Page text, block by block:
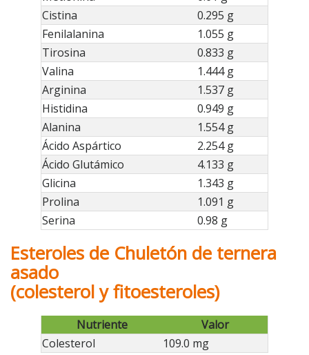
Cistina
0.295 g
Fenilalanina
1.055 g
Tirosina
0.833 g
Valina
1.444 g
Arginina
1.537 g
Histidina
0.949 g
Alanina
1.554 g
Ácido Aspártico
2.254 g
Ácido Glutámico
4.133 g
Glicina
1.343 g
Prolina
1.091 g
Serina
0.98 g
Esteroles de Chuletón de ternera
asado
(colesterol y fitoesteroles)
Nutriente
Valor
Colesterol
109.0 mg